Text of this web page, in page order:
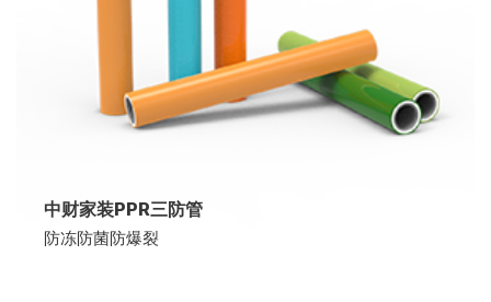
中财家装PPR三防管
防冻防菌防爆裂